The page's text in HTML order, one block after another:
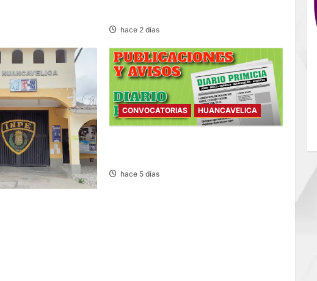
hace 2 días
CONVOCATORIAS HUANCAVELICA
hace 5 días